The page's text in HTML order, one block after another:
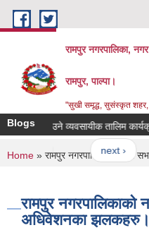
Skip to main content
रामपुर नगरपालिका, नगर
रामपुर, पाल्पा।
"सुखी समृद्ध, सुसंस्कृत शहर,
Blogs सेनेटरी प्याड बनाउने व्यवसायीक
… next ›
You are here
Home » रामपुर नगरपालिकाको
रामपुर
अधिवेशनका झलकहरु।